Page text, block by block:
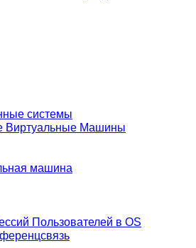
системы
Виртуальные Машины
машина
Пользователей в OS